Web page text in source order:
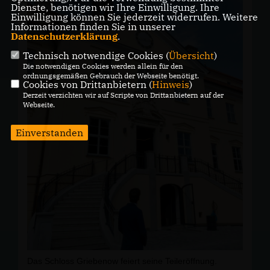
Mit dem Projekt verfolgt das CDU-geführte
Bundesministerium für Digitales und
Staatsmodernisierung das Ziel, Verwaltungsleistungen
einfacher, schneller und bürgerfreundlicher zu gestalten.
Für die Entwicklung der technischen Plattform wurden
die Unternehmen Telekom und SAP beauftragt, die
bereits über umfangreiche Erfahrungen mit sicheren
und leistungsfähigen IT-Systemen verfügen.
Mit der Auswahl als Modellregion übernimmt Stralsund
eine Vorreiterrolle bei der Digitalisierung der Verwaltung.
beitragen, die Bürger-App anschließend bundesweit
einzuführen.
Dienste, benötigen wir Ihre Einwilligung. Ihre
Einwilligung können Sie jederzeit widerrufen. Weitere
Informationen finden Sie in unserer
Datenschutzerklärung.
Technisch notwendige Cookies (Übersicht)
Die notwendigen Cookies werden allein für den
ordnungsgemäßen Gebrauch der Webseite benötigt.
Cookies von Drittanbietern (Hinweis)
Derzeit verzichten wir auf Scripte von Drittanbietern auf der
Webseite.
Einverstanden